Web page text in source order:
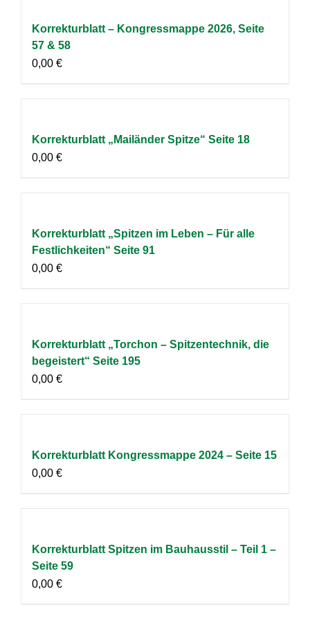
Korrekturblatt – Kongressmappe 2026, Seite
57 & 58
0,00 €
Korrekturblatt „Mailänder Spitze“ Seite 18
0,00 €
Korrekturblatt „Spitzen im Leben – Für alle
Festlichkeiten“ Seite 91
0,00 €
Korrekturblatt „Torchon – Spitzentechnik, die
begeistert“ Seite 195
0,00 €
Korrekturblatt Kongressmappe 2024 – Seite 15
0,00 €
Korrekturblatt Spitzen im Bauhausstil – Teil 1 –
Seite 59
0,00 €